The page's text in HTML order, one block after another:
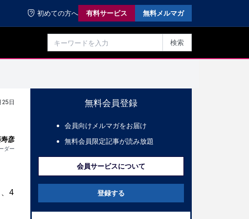
初めての方へ 有料サービス 無料メルマガ
検索
日
彦
ダー
4
無料会員登録
会員向けメルマガをお届け
無料会員限定記事が読み放題
会員サービスについて
登録する